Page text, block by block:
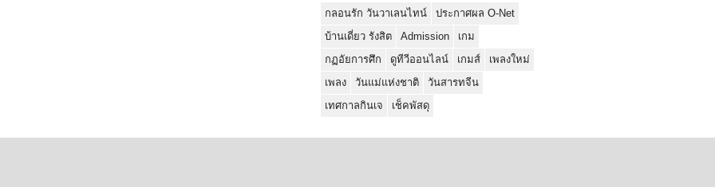
กลอนรัก วันวาเลนไทน์
ประกาศผล O-Net
บ้านเดี่ยว รังสิต
Admission
เกม
กฏอัยการศึก
ดูทีวีออนไลน์ เกมส์
เพลงใหม่
เพลง
วันแม่แห่งชาติ
วันสารทจีน
เทศกาลกินเจ
เช็คพัสดุ